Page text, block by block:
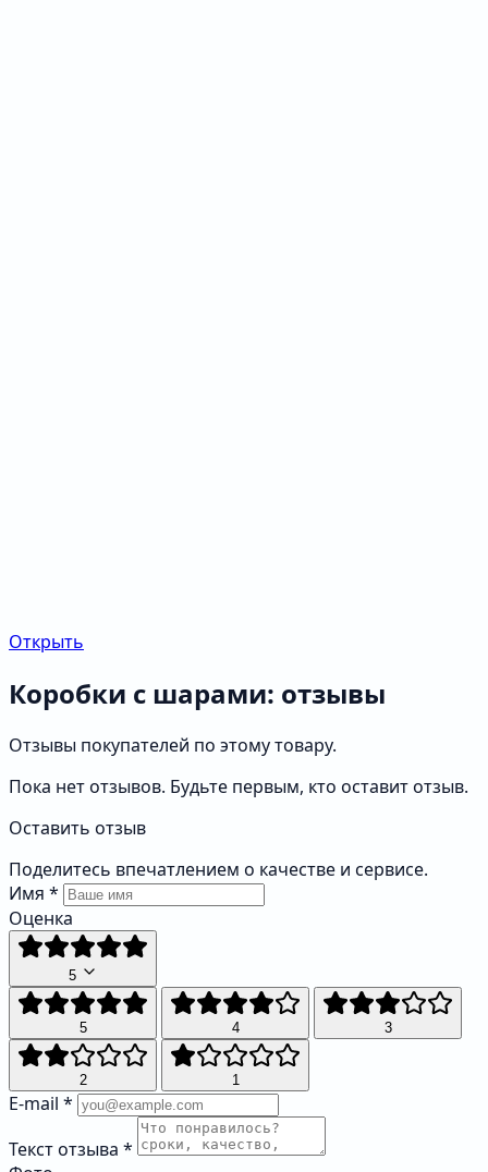
Открыть
Коробки с шарами: отзывы
Отзывы покупателей по этому товару.
Пока нет отзывов. Будьте первым, кто оставит отзыв.
Оставить отзыв
Поделитесь впечатлением о качестве и сервисе.
Имя *
Оценка
5
5 4 3
2 1
E-mail *
Текст отзыва *